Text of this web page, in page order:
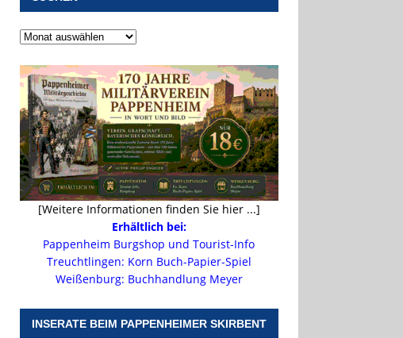
[Weitere Informationen finden Sie hier ...]
Erhältlich bei:
Pappenheim Burgshop und Tourist-Info
Treuchtlingen: Korn Buch-Papier-Spiel
Weißenburg: Buchhandlung Meyer
INSERATE BEIM PAPPENHEIMER SKIRBENT